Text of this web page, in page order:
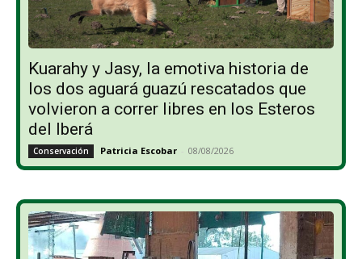
Kuarahy y Jasy, la emotiva historia de
los dos aguará guazú rescatados que
volvieron a correr libres en los Esteros
del Iberá
Conservación Patricia Escobar - 08/08/2026